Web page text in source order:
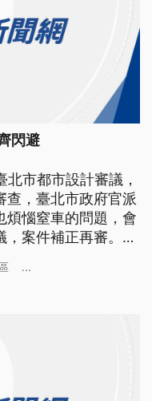
閃避
市都市設計審議，
查，臺北市政府官派
煩惱窒車的問題，會
案件補正再審。
審查，會議才開始
...